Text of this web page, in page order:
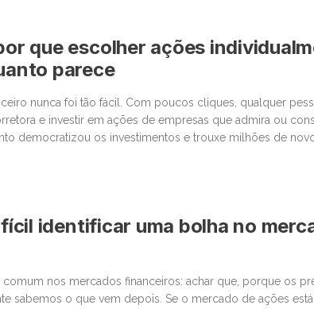
que escolher ações
parece
nunca foi tão fácil. Com poucos cliques, qualquer
e investir em ações de empresas que admira ou
democratizou os investimentos e trouxe milhões de
identificar uma bolha no
comum nos mercados financeiros: achar que, porque os
sabemos o que vem depois. Se o mercado de ações